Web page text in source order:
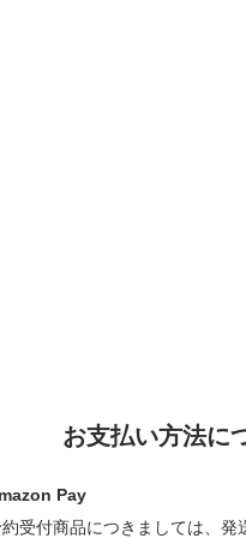
お支払い方法に
Pay
受付商品につきましては、発